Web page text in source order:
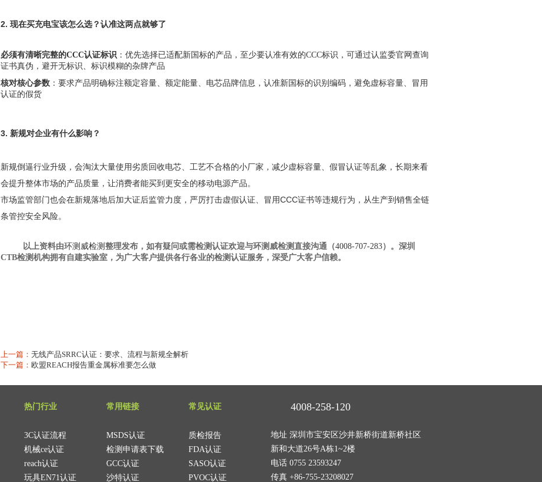
2. 现在买充电宝该怎么选？认准这两点就够了
必须有清晰完整的CCC认证标识 ‌：优先选择已适配新国标的产品，至少要认准有效的CCC标识，可通过认监委官网查询
证书真伪，避开无标识、标识模糊的杂牌产品
核对核心参数 ‌：要求产品明确标注额定容量、额定能量、电芯品牌信息，认准新国标的识别编码，避免虚标容量、冒用
认证的假货
3. 新规对企业有什么影响？
新规倒逼行业升级，会淘汰大量使用劣质回收电芯、工艺不合格的小厂家，减少虚标容量、假冒认证等乱象，长期来看
会提升整体市场的产品质量，让消费者能买到更安全的移动电源产品。
市场监管部门也会在新规落地后加大证后监管力度，严厉打击虚假认证、冒用CCC证书等违规行为，从生产到销售全链
条管控安全风险。
以上资料由环测威检测 整理发布，如有疑问或需检测认证欢迎与环测威检测直接沟通（4008-707-283）。深圳
CTB检测机构拥有自建实验室，为广大客户提供各行各业的检测认证服务，深受广大客户信赖。
上一篇： 无线产品SRRC认证：要求、流程与新规全解析
下一篇： 欧盟REACH报告重金属标准要怎么做
热门行业
3C认证流程
机械ce认证
reach认证
玩具EN71认证
常用链接
MSDS认证
检测申请表下载
GCC认证
沙特认证
常见认证
质检报告
FDA认证
SASO认证
PVOC认证
4008-258-120
地址 深圳市宝安区沙井新桥街道新桥社区
新和大道26号A栋1~2楼
电话 0755 23593247
传真 +86-755-23208027